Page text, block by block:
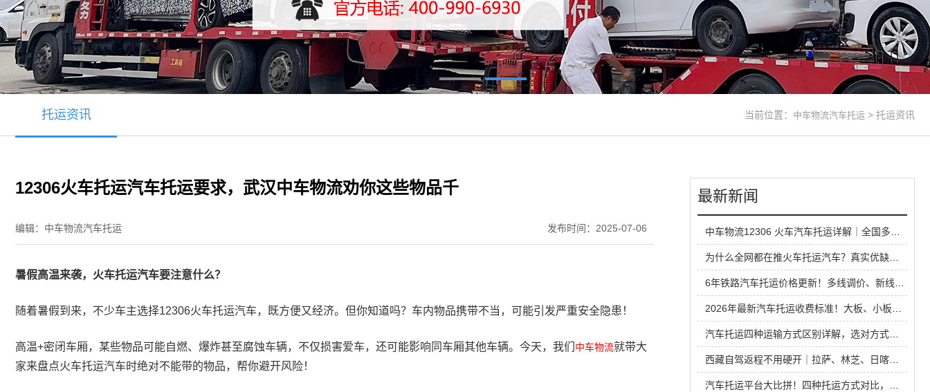
托运资讯 当前位置： 中车物流汽车托运 > 托运资讯
12306火车托运汽车托运要求，武汉中车物流劝你这些物品千
编辑：中车物流汽车托运 发布时间：2025-07-06
暑假高温来袭，火车托运汽车要注意什么？
随着暑假到来，不少车主选择12306火车托运汽车，既方便又经济。但你知道吗？车内物品携带不当，可能引发严重安全隐患！
高温+密闭车厢，某些物品可能自燃、爆炸甚至腐蚀车辆，不仅损害爱车，还可能影响同车厢其他车辆。今天，我们 中车物流就带大
家来盘点火车托运汽车时绝对不能带的物品，帮你避开风险！
最新新闻